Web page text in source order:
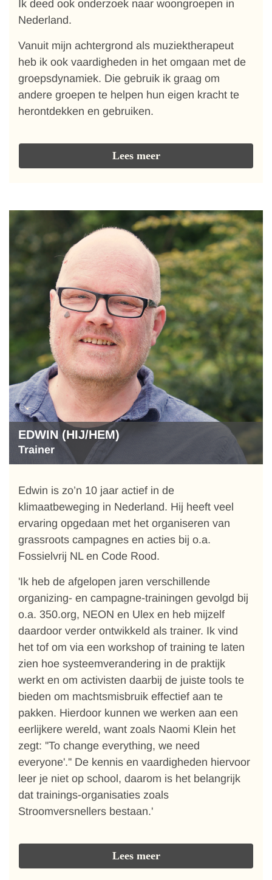
Ik deed ook onderzoek naar woongroepen in
Nederland.
Vanuit mijn achtergrond als muziektherapeut
heb ik ook vaardigheden in het omgaan met de
groepsdynamiek. Die gebruik ik graag om
andere groepen te helpen hun eigen kracht te
herontdekken en gebruiken.
Lees meer
EDWIN (HIJ/HEM)
Trainer
Edwin is zo’n 10 jaar actief in de
klimaatbeweging in Nederland. Hij heeft veel
ervaring opgedaan met het organiseren van
grassroots campagnes en acties bij o.a.
Fossielvrij NL en Code Rood.
'Ik heb de afgelopen jaren verschillende
organizing- en campagne-trainingen gevolgd bij
o.a. 350.org, NEON en Ulex en heb mijzelf
daardoor verder ontwikkeld als trainer. Ik vind
het tof om via een workshop of training te laten
zien hoe systeemverandering in de praktijk
werkt en om activisten daarbij de juiste tools te
bieden om machtsmisbruik effectief aan te
pakken. Hierdoor kunnen we werken aan een
eerlijkere wereld, want zoals Naomi Klein het
zegt: ''To change everything, we need
everyone'.'' De kennis en vaardigheden hiervoor
leer je niet op school, daarom is het belangrijk
dat trainings-organisaties zoals
Stroomversnellers bestaan.'
Lees meer